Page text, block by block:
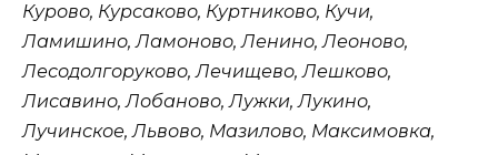
Курово, Курсаково, Куртниково, Кучи,
Ламишино, Ламоново, Ленино, Леоново,
Лесодолгоруково, Лечищево, Лешково,
Лисавино, Лобаново, Лужки, Лукино,
Лучинское, Львово, Мазилово, Максимовка,